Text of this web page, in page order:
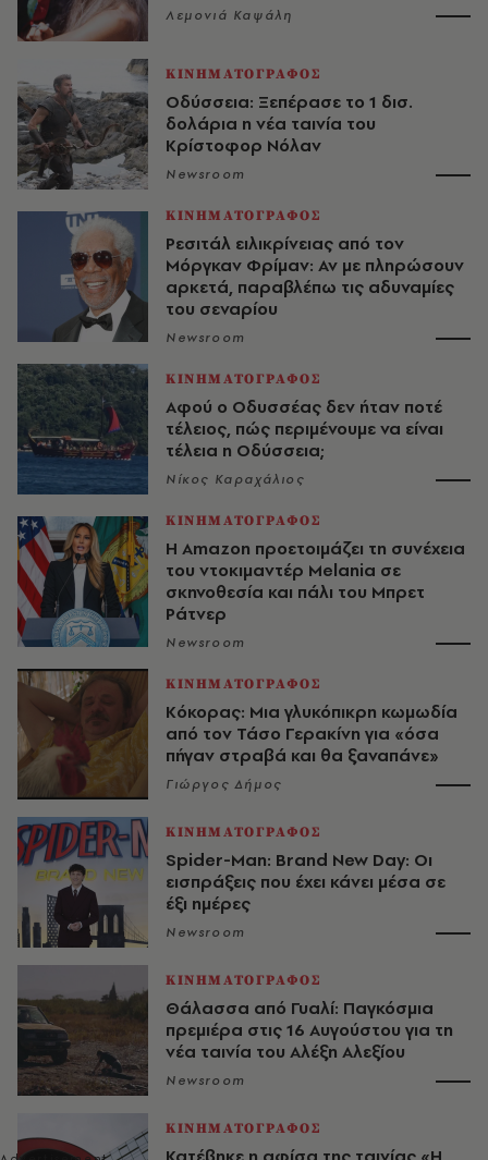
Λεμονιά Καψάλη
ΚΙΝΗΜΑΤΟΓΡΑΦΟΣ
Οδύσσεια: Ξεπέρασε το 1 δισ.
δολάρια η νέα ταινία του
Κρίστοφορ Νόλαν
Newsroom
ΚΙΝΗΜΑΤΟΓΡΑΦΟΣ
Ρεσιτάλ ειλικρίνειας από τον
Μόργκαν Φρίμαν: Αν με πληρώσουν
αρκετά, παραβλέπω τις αδυναμίες
του σεναρίου
Newsroom
ΚΙΝΗΜΑΤΟΓΡΑΦΟΣ
Αφού ο Οδυσσέας δεν ήταν ποτέ
τέλειος, πώς περιμένουμε να είναι
τέλεια η Οδύσσεια;
Νίκος Καραχάλιος
ΚΙΝΗΜΑΤΟΓΡΑΦΟΣ
Η Amazon προετοιμάζει τη συνέχεια
του ντοκιμαντέρ Melania σε
σκηνοθεσία και πάλι του Μπρετ
Ράτνερ
Newsroom
ΚΙΝΗΜΑΤΟΓΡΑΦΟΣ
Κόκορας: Μια γλυκόπικρη κωμωδία
από τον Τάσο Γερακίνη για «όσα
πήγαν στραβά και θα ξαναπάνε»
Γιώργος Δήμος
ΚΙΝΗΜΑΤΟΓΡΑΦΟΣ
Spider-Man: Brand New Day: Οι
εισπράξεις που έχει κάνει μέσα σε
έξι ημέρες
Newsroom
ΚΙΝΗΜΑΤΟΓΡΑΦΟΣ
Θάλασσα από Γυαλί: Παγκόσμια
πρεμιέρα στις 16 Αυγούστου για τη
νέα ταινία του Αλέξη Αλεξίου
Newsroom
ΚΙΝΗΜΑΤΟΓΡΑΦΟΣ